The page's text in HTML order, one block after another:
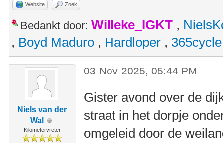
Website Zoek
Bedankt door: Willeke_IGKT ,
, Boyd Maduro , Hardloper , 365cycle
Niels van der
Wal
Kilometervreter
03-Nov-2025, 05:44 PM
Gister avond over de
straat in het dorpje
omgeleid door de